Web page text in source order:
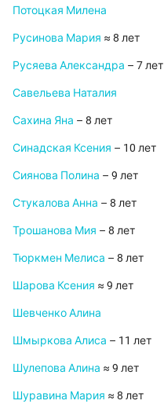
Потоцкая Милена
Русинова Мария ≈ 8 лет
Русяева Александра – 7 лет
Савельева Наталия
Сахина Яна – 8 лет
Синадская Ксения – 10 лет
Сиянова Полина – 9 лет
Стукалова Анна – 8 лет
Трошанова Мия – 8 лет
Тюркмен Мелиса – 8 лет
Шарова Ксения ≈ 9 лет
Шевченко Алина
Шмыркова Алиса – 11 лет
Шулепова Алина ≈ 9 лет
Шуравина Мария ≈ 8 лет